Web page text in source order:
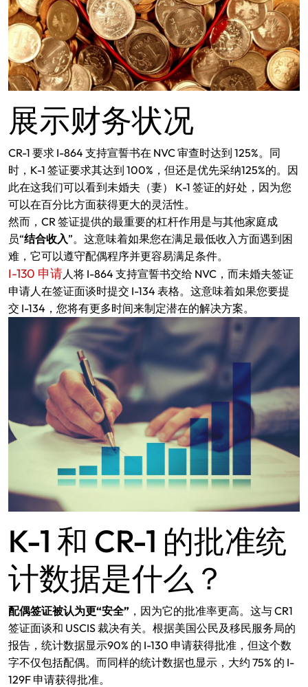
展示财务状况
CR-1 要求 I-864 支持宣誓书在 NVC 审查时达到 125%。同
时，K-1 签证要求其达到 100%，但还是优先采纳125%的。因
此在这我们可以看到未婚夫（妻） K-1 签证的好处，因为您
可以在百分比方面获得更大的灵活性。
然而，CR 签证提供的最重要的杠杆作用是与其他家庭成
员“结合收入”。这意味着如果您在满足最低收入方面遇到困
难，它可以遵守配偶程序并更容易满足条件。
I-130 申请人将 I-864 支持宣誓书交给 NVC，而未婚夫签证
申请人在签证面谈时提交 I-134 表格。这意味着如果您要提
交 I-134，您将有更多时间来制定潜在的解决方案。
K-1 和 CR-1 的批准统
计数据是什么？
配偶签证被认为更“安全” ，因为它的批准率更高。这与 CR1
签证面谈和 USCIS 裁决有关。根据美国公民及移民服务局的
报告，统计数据显示90% 的 I-130 申请获得批准，但这个数
字不仅包括配偶。而同样的统计数据也显示，大约 75% 的 I-
129F 申请获得批准。